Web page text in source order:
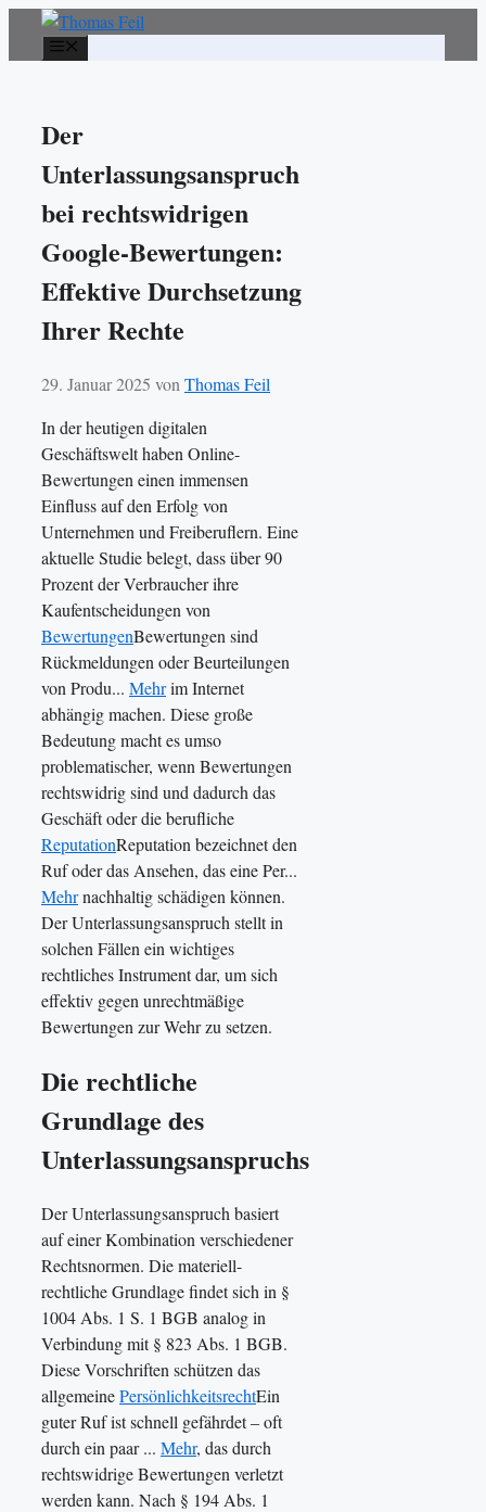
Der
Unterlassungsanspruch
bei rechtswidrigen
Google-Bewertungen:
Effektive Durchsetzung
Ihrer Rechte
29. Januar 2025 von Thomas Feil
In der heutigen digitalen
Geschäftswelt haben Online-
Bewertungen einen immensen
Einfluss auf den Erfolg von
Unternehmen und Freiberuflern. Eine
aktuelle Studie belegt, dass über 90
Prozent der Verbraucher ihre
Kaufentscheidungen von
BewertungenBewertungen sind
Rückmeldungen oder Beurteilungen
von Produ... Mehrim Internet
abhängig machen. Diese große
Bedeutung macht es umso
problematischer, wenn Bewertungen
rechtswidrig sind und dadurch das
Geschäft oder die berufliche
ReputationReputation bezeichnet den
Ruf oder das Ansehen, das eine Per...
Mehrnachhaltig schädigen können.
Der Unterlassungsanspruch stellt in
solchen Fällen ein wichtiges
rechtliches Instrument dar, um sich
effektiv gegen unrechtmäßige
Bewertungen zur Wehr zu setzen.
Die rechtliche
Grundlage des
Unterlassungsanspruchs
Der Unterlassungsanspruch basiert
auf einer Kombination verschiedener
Rechtsnormen. Die materiell-
rechtliche Grundlage findet sich in §
1004 Abs. 1 S. 1 BGB analog in
Verbindung mit § 823 Abs. 1 BGB.
Diese Vorschriften schützen das
allgemeinePersönlichkeitsrechtEin
guter Ruf ist schnell gefährdet – oft
durch ein paar ... Mehr, das durch
rechtswidrige Bewertungen verletzt
werden kann. Nach § 194 Abs. 1